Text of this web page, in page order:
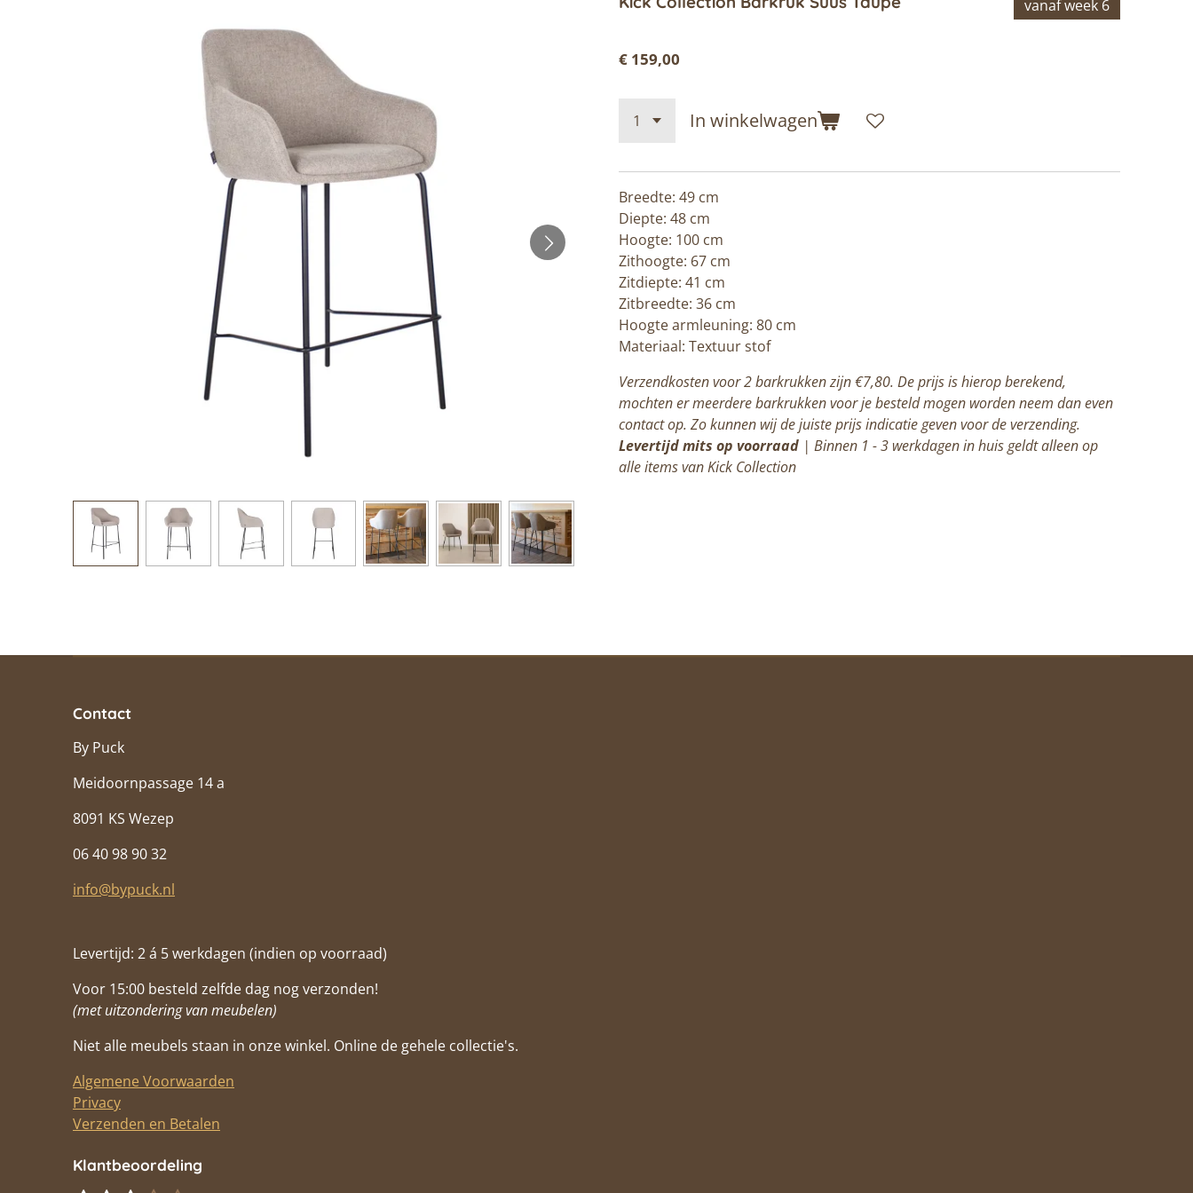
vanaf week 6
€ 159,00
In winkelwagen
Breedte: 49 cm
Diepte: 48 cm
Hoogte: 100 cm
Zithoogte: 67 cm
Zitdiepte: 41 cm
Zitbreedte: 36 cm
Hoogte armleuning: 80 cm
Materiaal: Textuur stof
Verzendkosten voor 2 barkrukken zijn €7,80. De prijs is hierop berekend,
mochten er meerdere barkrukken voor je besteld mogen worden neem dan even
contact op. Zo kunnen wij de juiste prijs indicatie geven voor de verzending.
Levertijd mits op voorraad | Binnen 1 - 3 werkdagen in huis geldt alleen op
alle items van Kick Collection
Contact
By Puck
Meidoornpassage 14 a
8091 KS Wezep
06 40 98 90 32
info@bypuck.nl
Levertijd: 2 á 5 werkdagen (indien op voorraad)
Voor 15:00 besteld zelfde dag nog verzonden!
(met uitzondering van meubelen)
Niet alle meubels staan in onze winkel. Online de gehele collectie's.
Algemene Voorwaarden
Privacy
Verzenden en Betalen
Klantbeoordeling